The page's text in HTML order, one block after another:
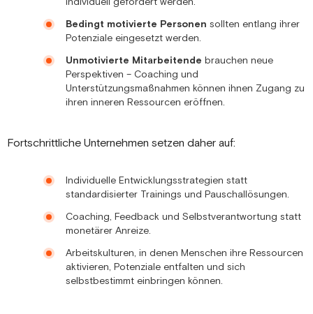
Bedingt motivierte Personen sollten entlang ihrer
Potenziale eingesetzt werden.
Unmotivierte Mitarbeitende brauchen neue
Perspektiven – Coaching und
Unterstützungsmaßnahmen können ihnen Zugang zu
ihren inneren Ressourcen eröffnen.
Fortschrittliche Unternehmen setzen daher auf:
Individuelle Entwicklungsstrategien statt
standardisierter Trainings und Pauschallösungen.
Coaching, Feedback und Selbstverantwortung statt
monetärer Anreize.
Arbeitskulturen, in denen Menschen ihre Ressourcen
aktivieren, Potenziale entfalten und sich
selbstbestimmt einbringen können.